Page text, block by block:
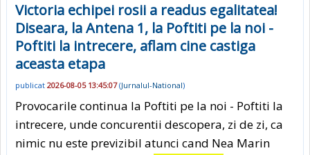
Victoria echipei rosii a readus egalitatea!
Diseara, la Antena 1, la Poftiti pe la noi -
Poftiti la intrecere, aflam cine castiga
aceasta etapa
publicat 2026-08-05 13:45:07(Jurnalul-National)
Provocarile continua la Poftiti pe la noi - Poftiti la
intrecere, unde concurentii descopera, zi de zi, ca
nimic nu este previzibil atunci cand Nea Marin